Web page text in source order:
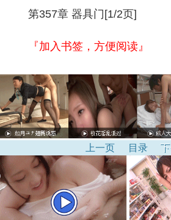
第357章 器具门[1/2页]
『加入书签，方便阅读』
上一页 目录